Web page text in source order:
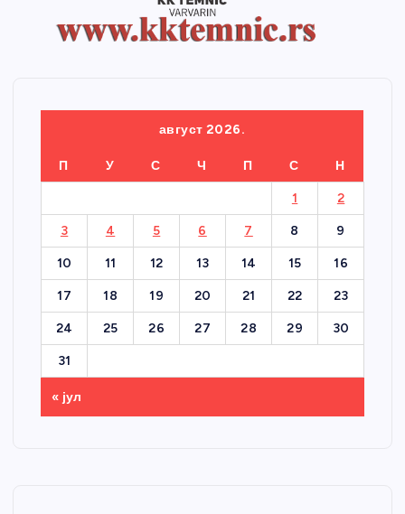
август 2026.
П У С Ч П С Н
1 2
3 4 5 6 7 8 9
10 11 12 13 14 15 16
17 18 19 20 21 22 23
24 25 26 27 28 29 30
31
« јул